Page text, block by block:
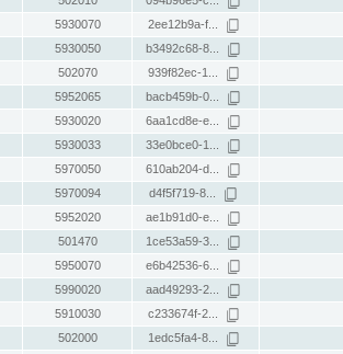
5930070 2ee12b9a-f...
5930050 b3492c68-8...
502070 939f82ec-1...
5952065 bacb459b-0...
5930020 6aa1cd8e-e...
5930033 33e0bce0-1...
5970050 610ab204-d...
5970094 d4f5f719-8...
5952020 ae1b91d0-e...
501470 1ce53a59-3...
5950070 e6b42536-6...
5990020 aad49293-2...
5910030 c233674f-2...
502000 1edc5fa4-8...